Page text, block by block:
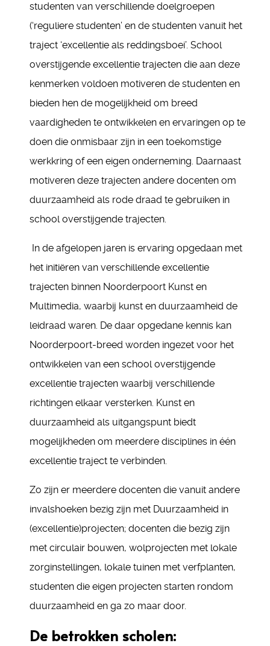
studenten van verschillende doelgroepen
(‘reguliere studenten’ en de studenten vanuit het
traject ‘excellentie als reddingsboei’. School
overstijgende excellentie trajecten die aan deze
kenmerken voldoen motiveren de studenten en
bieden hen de mogelijkheid om breed
vaardigheden te ontwikkelen en ervaringen op te
doen die onmisbaar zijn in een toekomstige
werkkring of een eigen onderneming. Daarnaast
motiveren deze trajecten andere docenten om
duurzaamheid als rode draad te gebruiken in
school overstijgende trajecten.
In de afgelopen jaren is ervaring opgedaan met
het initiëren van verschillende excellentie
trajecten binnen Noorderpoort Kunst en
Multimedia, waarbij kunst en duurzaamheid de
leidraad waren. De daar opgedane kennis kan
Noorderpoort-breed worden ingezet voor het
ontwikkelen van een school overstijgende
excellentie trajecten waarbij verschillende
richtingen elkaar versterken. Kunst en
duurzaamheid als uitgangspunt biedt
mogelijkheden om meerdere disciplines in één
excellentie traject te verbinden.
Zo zijn er meerdere docenten die vanuit andere
invalshoeken bezig zijn met Duurzaamheid in
(excellentie)projecten; docenten die bezig zijn
met circulair bouwen, wolprojecten met lokale
zorginstellingen, lokale tuinen met verfplanten,
studenten die eigen projecten starten rondom
duurzaamheid en ga zo maar door.
De betrokken scholen: